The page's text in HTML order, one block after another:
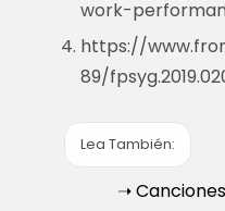
work-
https://
89/
Lea También:
➝